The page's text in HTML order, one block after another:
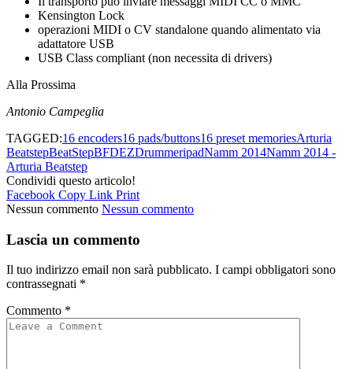
Kensington Lock
operazioni MIDI o CV standalone quando alimentato via
adattatore USB
USB Class compliant (non necessita di drivers)
Alla Prossima
Antonio Campeglia
TAGGED:16 encoders16 pads/buttons16 preset memoriesArturia
BeatstepBeatStepBFDEZDrummeripadNamm 2014Namm 2014 -
Arturia Beatstep
Condividi questo articolo!
Facebook Copy Link Print
Nessun commento Nessun commento
Lascia un commento
Il tuo indirizzo email non sarà pubblicato. I campi obbligatori sono
contrassegnati *
Commento *